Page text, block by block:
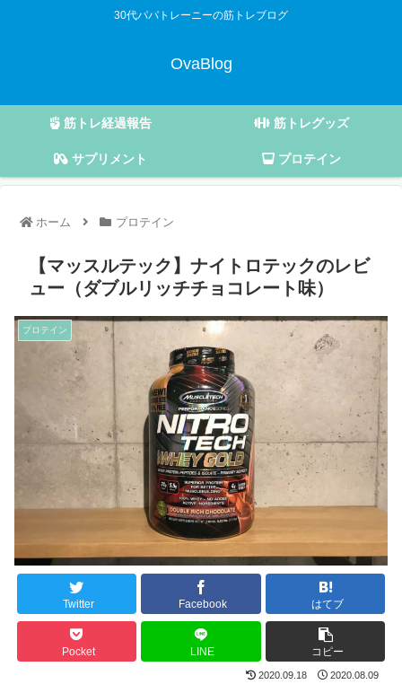
30代パパトレーニーの筋トレブログ
OvaBlog
筋トレ経過報告 筋トレグッズ
サプリメント プロテイン
ホーム プロテイン
【マッスルテック】ナイトロテックのレビ
ュー（ダブルリッチチョコレート味）
プロテイン
Twitter Facebook はてブ
Pocket LINE コピー
2020.09.18 2020.08.09